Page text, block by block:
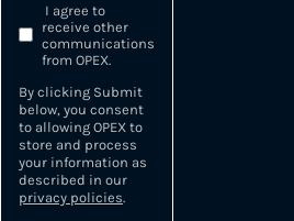
I agree to
receive other
communications
from OPEX.
By clicking Submit
below, you consent
to allowing OPEX to
store and process
your information as
described in our
privacy policies.